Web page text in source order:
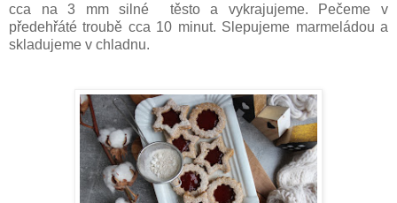
cca na 3 mm silné těsto a vykrajujeme. Pečeme v
předehřáté troubě cca 10 minut. Slepujeme marmeládou a
skladujeme v chladnu.